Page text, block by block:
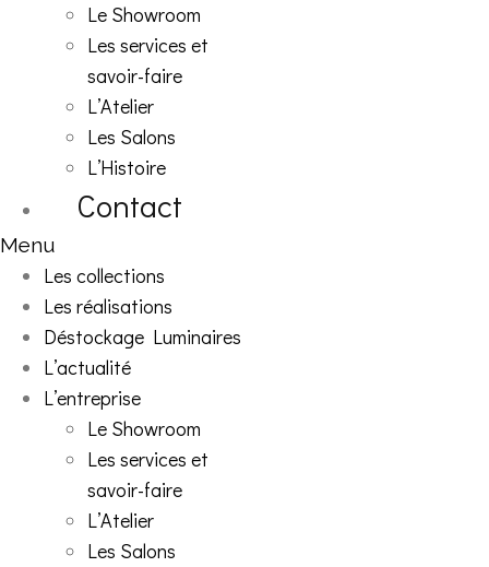
Le Showroom
Les services et
savoir-faire
L’Atelier
Les Salons
L’Histoire
Contact
Menu
Les collections
Les réalisations
Déstockage Luminaires
L’actualité
L’entreprise
Le Showroom
Les services et
savoir-faire
L’Atelier
Les Salons